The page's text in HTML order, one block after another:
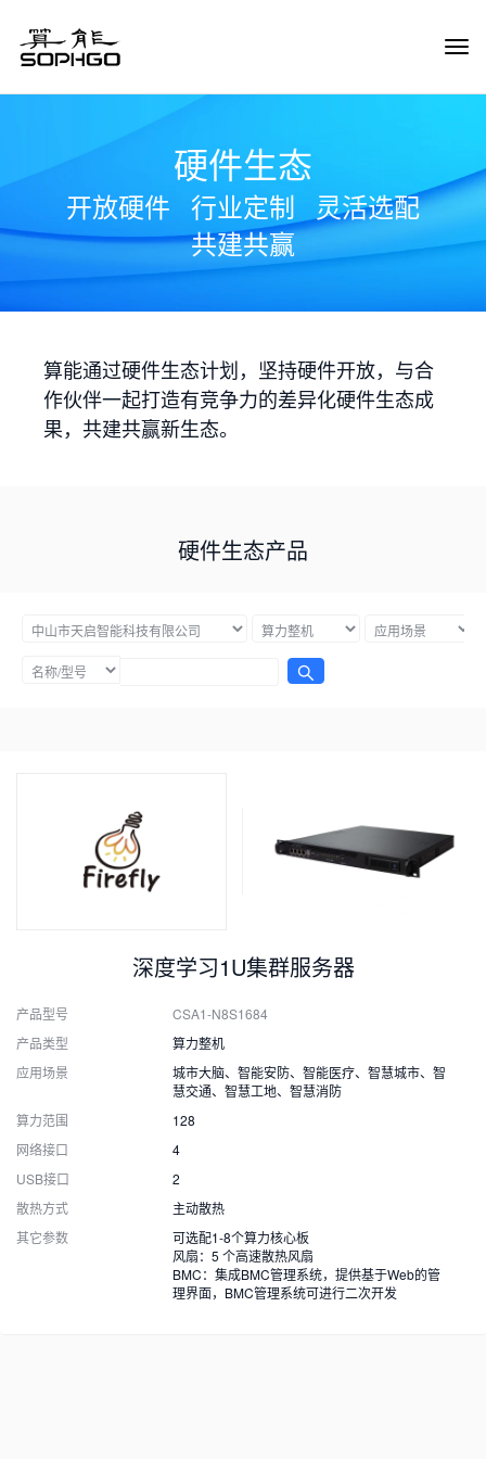
硬件生态
开放硬件 行业定制
灵活选配
共建共赢
算能通过硬件生态计划，坚持硬件开放，与合
作伙伴一起打造有竞争力的差异化硬件生态成
果，共建共赢新生态。
硬件生态产品
深度学习1U集群服务器
产品型号
CSA1-N8S1684
产品类型
算力整机
应用场景
城市大脑、智能安防、智能医疗、智慧城市、智
慧交通、智慧工地、智慧消防
算力范围
128
网络接口
4
USB接口
2
散热方式
主动散热
其它参数
可选配1-8个算力核心板
风扇：5 个高速散热风扇
BMC：集成BMC管理系统，提供基于Web的管
理界面，BMC管理系统可进行二次开发